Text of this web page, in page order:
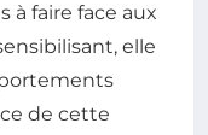
à faire face aux
elle
de cette